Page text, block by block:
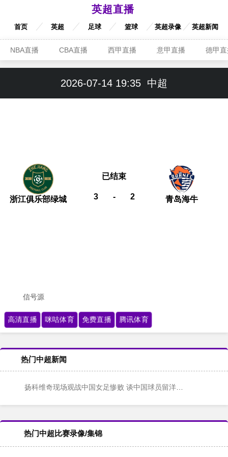
英超直播
首页 英超 足球 篮球 英超录像 英超新闻
NBA直播 CBA直播 西甲直播 意甲直播 德甲
2026-07-14 19:35 中超
浙江俱乐部绿城 3 - 2
已结束
青岛海牛
信号源
高清直播 咪咕体育 免费直播 腾讯体育
热门中超新闻
扬科维奇现场观战中国女足惨败 谈中国球员留洋潜力：适应次级联赛
热门中超比赛录像/集锦